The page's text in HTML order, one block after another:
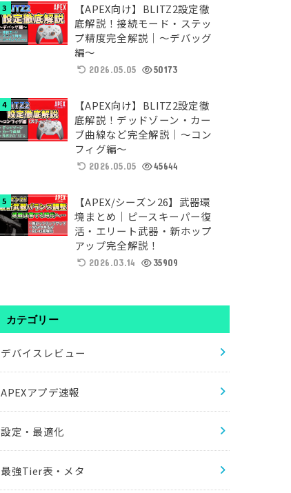
【APEX向け】BLITZ2設定徹
底解説！接続モード・ステッ
プ精度完全解説｜～デバッグ
編～
2026.05.05 50173
【APEX向け】BLITZ2設定徹
底解説！デッドゾーン・カー
ブ曲線など完全解説｜～コン
フィグ編～
2026.05.05 45644
【APEX/シーズン26】武器環
境まとめ｜ピースキーパー復
活・エリート武器・新ホップ
アップ完全解説！
2026.03.14 35909
カテゴリー
デバイスレビュー
APEXアプデ速報
設定・最適化
最強Tier表・メタ